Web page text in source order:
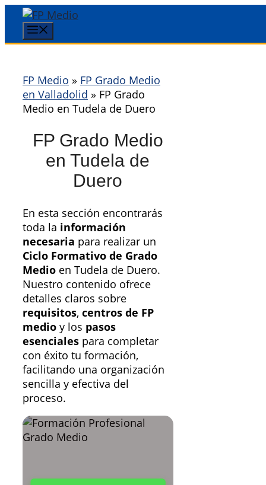
Saltar
contenido
FP Medio » FP Grado Medio
en Valladolid » FP Grado
Medio en Tudela de Duero
FP Grado Medio
en Tudela de
Duero
En esta sección encontrarás
toda la información
necesaria para realizar un
Ciclo Formativo de Grado
Medio en Tudela de Duero.
Nuestro contenido ofrece
detalles claros sobre
requisitos, centros de FP
medio y los pasos
esenciales para completar
con éxito tu formación,
facilitando una organización
sencilla y efectiva del
proceso.